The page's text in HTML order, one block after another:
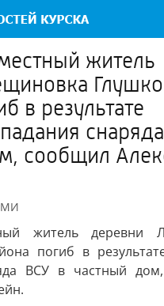
житель
в результате
сообщил
житель деревни
погиб в
ВСУ в частный